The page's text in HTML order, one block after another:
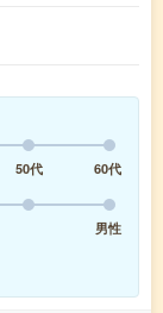
50代
60代
男性